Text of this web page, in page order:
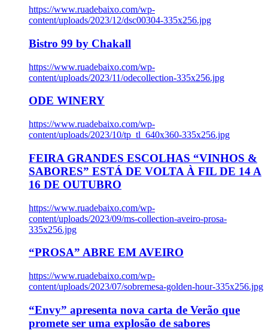
https://www.ruadebaixo.com/wp-
content/uploads/2023/12/dsc00304-335x256.jpg
Bistro 99 by Chakall
https://www.ruadebaixo.com/wp-
content/uploads/2023/11/odecollection-335x256.jpg
ODE WINERY
https://www.ruadebaixo.com/wp-
content/uploads/2023/10/tp_tl_640x360-335x256.jpg
FEIRA GRANDES ESCOLHAS “VINHOS &
SABORES” ESTÁ DE VOLTA À FIL DE 14 A
16 DE OUTUBRO
https://www.ruadebaixo.com/wp-
content/uploads/2023/09/ms-collection-aveiro-prosa-
335x256.jpg
“PROSA” ABRE EM AVEIRO
https://www.ruadebaixo.com/wp-
content/uploads/2023/07/sobremesa-golden-hour-335x256.jpg
“Envy” apresenta nova carta de Verão que
promete ser uma explosão de sabores